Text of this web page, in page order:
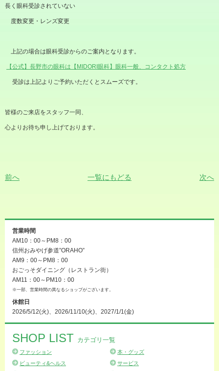
長く眼科受診されていない
度数変更・レンズ変更
上記の場合は眼科受診からのご案内となります。
【公式】長野市の眼科は【MIDORI 眼科】眼科一般、コンタクト処方
受診は上記よりご予約いただくとスムーズです。
皆様のご来店をスタッフ一同、
心よりお待ち申し上げております。
前へ 一覧にもどる 次へ
営業時間
AM10：00～PM8：00
信州おみやげ参道”ORAHO”
AM9：00～PM8：00
おごっそダイニング（レストラン街）
AM11：00～PM10：00
※一部、営業時間の異なるショップがございます。
休館日
2026/5/12(火)、2026/11/10(火)、2027/1/1(金)
SHOP LIST カテゴリ一覧
ファッション
本・グッズ
ビューティ&ヘルス
サービス